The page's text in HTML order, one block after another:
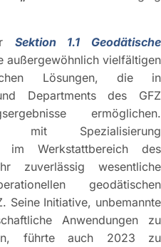
Sektion 1.1 Geodätische
außergewöhnlich vielfältigen
Lösungen, die in
Departments des GFZ
ermöglichen.
mit Spezialisierung
im Werkstattbereich des
zuverlässig wesentliche
geodätischen
Seine Initiative, unbemannte
Anwendungen zu
führte auch 2023 zu